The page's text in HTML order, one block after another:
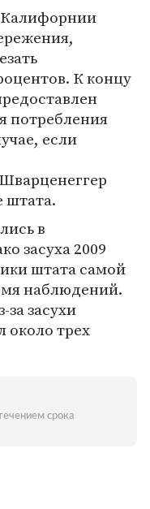
Калифорнии
К концу
потребления
если
штата.
в
засуха 2009
штата самой
наблюдений.
засухи
около трех
срока